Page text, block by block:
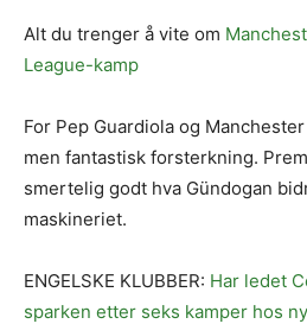
Alt du trenger å vite om
League-kamp
For Pep Guardiola og
men fantastisk forsterkning.
smertelig godt hva Gündogan
maskineriet.
ENGELSKE KLUBBER: Har ledet
sparken etter seks kamper hos